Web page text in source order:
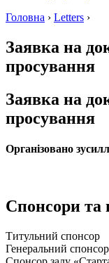
Головна › Letters ›
Заявка на
просування
Заявка на
просування
Організовано
Спонсори та
Титульний спонсор
Генеральний спонсор